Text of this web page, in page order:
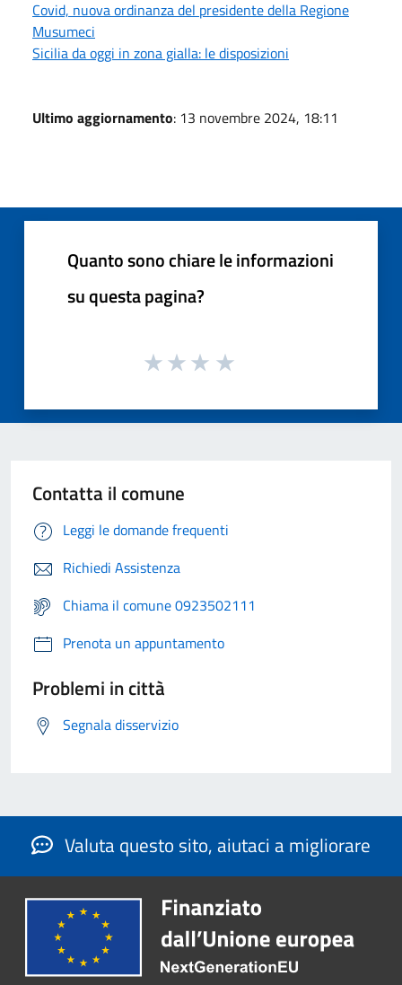
Covid, nuova ordinanza del presidente della Regione
Musumeci
Sicilia da oggi in zona gialla: le disposizioni
Ultimo aggiornamento: 13 novembre 2024, 18:11
Quanto sono chiare le informazioni
su questa pagina?
Contatta il comune
Leggi le domande frequenti
Richiedi Assistenza
Chiama il comune 0923502111
Prenota un appuntamento
Problemi in città
Segnala disservizio
Valuta questo sito, aiutaci a migliorare